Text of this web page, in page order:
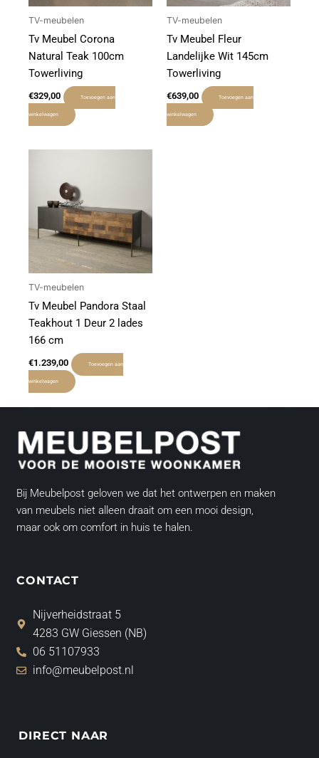
TV-meubelen
Tv Meubel Corona
Natural Teak 100cm
Towerliving
€329,00 Toevoegen aan
winkelwagen
TV-meubelen
Tv Meubel Fleur
Landelijke Wit 145cm
Towerliving
€639,00 Toevoegen aan
winkelwagen
TV-meubelen
Tv Meubel Pandora Staal
Teakhout 1 Deur 2 lades
166 cm
€1.239,00 Toevoegen aan
winkelwagen
Bij Meubelpost geloven we dat het ontwerpen en maken
van meubels niet alleen draait om een mooi design,
maar ook om comfort in huis te halen.
CONTACT
Nijverheidstraat 5
4283 GW Giessen (NB)
06 51107933
info@meubelpost.nl
DIRECT NAAR